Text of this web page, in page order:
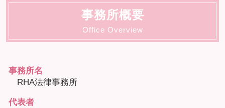
事務所概要
Office Overview
事務所名
RHA法律事務所
代表者